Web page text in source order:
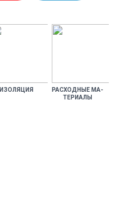
ИЗО­ЛЯЦИЯ
РАС­ХОДНЫЕ МА­
ТЕРИ­АЛЫ